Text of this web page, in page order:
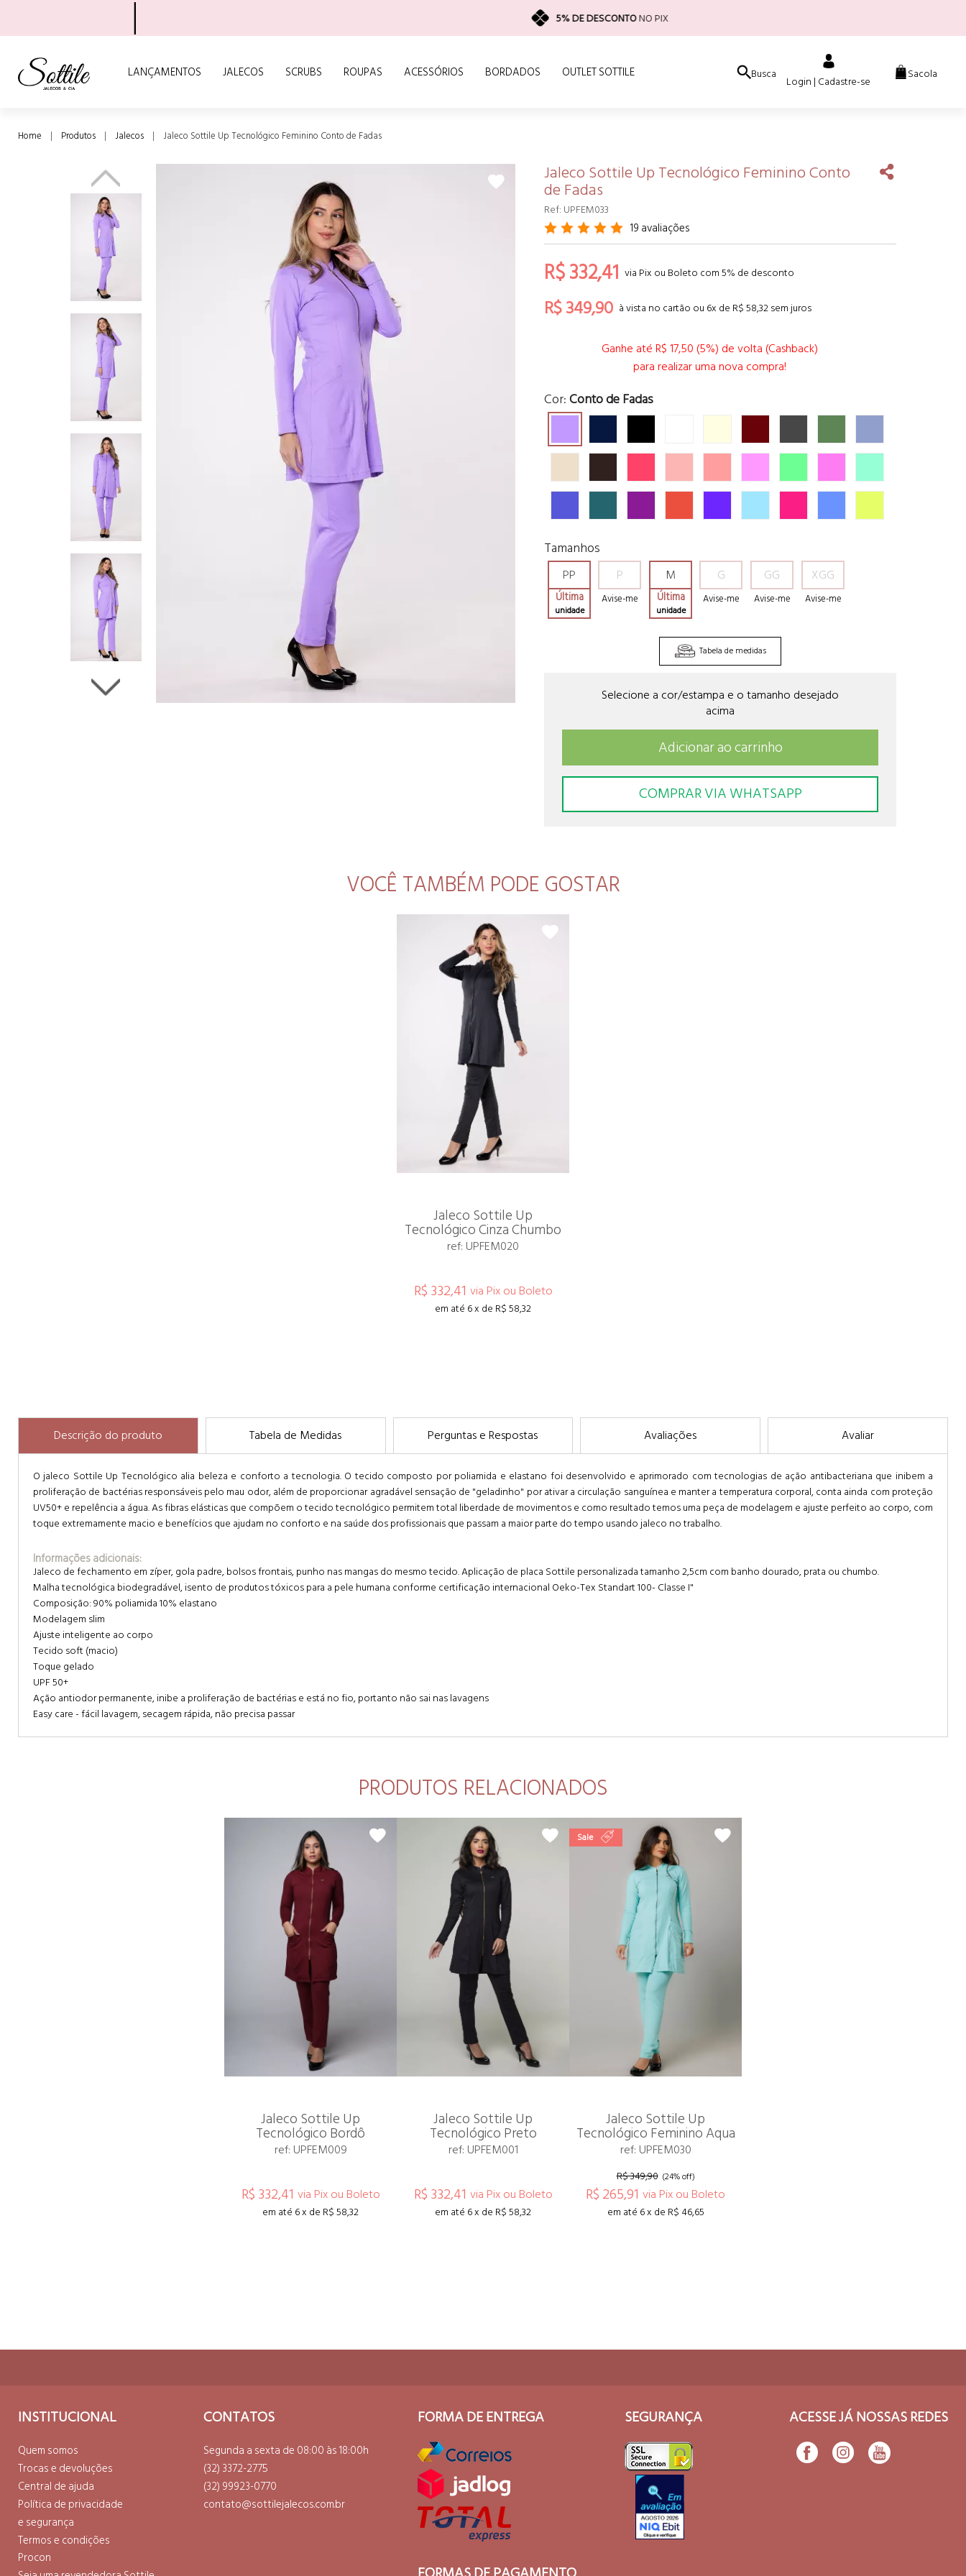
NO PIX
LANÇAMENTOS JALECOS SCRUBS ROUPAS ACESSÓRIOS BORDADOS OUTLET SOTTILE Busca Login | Cadastre-se Sacola
Home Produtos Jalecos Jaleco Sottile Up Tecnológico Feminino Conto de Fadas
Jaleco Sottile Up Tecnológico Feminino Conto
de Fadas
Ref: UPFEM033
19 avaliações
R$ 332,41 via Pix ou Boleto com 5% de desconto
R$ 349,90 à vista no cartão ou 6x de R$ 58,32sem juros
Ganhe até R$ 17,50 (5%) de volta (Cashback)
para realizar uma nova compra!
Cor:Conto de Fadas
Tamanhos
PP
Última
unidade
P
Avise-me
M
Última
unidade
G
Avise-me
GG
Avise-me
XGG
Avise-me
Tabela de medidas
Selecione a cor/estampa e o tamanho desejado
acima
Adicionar ao carrinho
COMPRAR VIA WHATSAPP
VOCÊ TAMBÉM PODE GOSTAR
Jaleco Sottile Up
Tecnológico Cinza Chumbo
ref: UPFEM020
R$ 332,41 via Pix ou Boleto
em até 6 x de R$ 58,32
Descrição do produto Tabela de Medidas Perguntas e Respostas Avaliações Avaliar
O jaleco Sottile Up Tecnológico alia beleza e conforto a tecnologia. O tecido composto por poliamida e elastano foi desenvolvido e aprimorado com tecnologias de ação antibacteriana que inibem a
proliferação de bactérias responsáveis pelo mau odor, além de proporcionar agradável sensação de "geladinho" por ativar a circulação sanguínea e manter a temperatura corporal, conta ainda com proteção
UV50+ e repelência a água. As fibras elásticas que compõem o tecido tecnológico permitem total liberdade de movimentos e como resultado temos uma peça de modelagem e ajuste perfeito ao corpo, com
toque extremamente macio e benefícios que ajudam no conforto e na saúde dos profissionais que passam a maior parte do tempo usando jaleco no trabalho.
Informações adicionais:
Jaleco de fechamento em zíper, gola padre, bolsos frontais, punho nas mangas do mesmo tecido. Aplicação de placa Sottile personalizada tamanho 2,5cm com banho dourado, prata ou chumbo.
Malha tecnológica biodegradável, isento de produtos tóxicos para a pele humana conforme certificação internacional Oeko-Tex Standart 100- Classe I"
Composição: 90% poliamida 10% elastano
Modelagem slim
Ajuste inteligente ao corpo
Tecido soft (macio)
Toque gelado
UPF 50+
Ação antiodor permanente, inibe a proliferação de bactérias e está no fio, portanto não sai nas lavagens
Easy care - fácil lavagem, secagem rápida, não precisa passar
PRODUTOS RELACIONADOS
Jaleco Sottile Up
Tecnológico Bordô
ref: UPFEM009
R$ 332,41 via Pix ou Boleto
em até 6 x de R$ 58,32
Jaleco Sottile Up
Tecnológico Preto
ref: UPFEM001
R$ 332,41 via Pix ou Boleto
em até 6 x de R$ 58,32
Sale
Jaleco Sottile Up
Tecnológico Feminino Aqua
ref: UPFEM030
R$ 349,90 (24% off)
R$ 265,91 via Pix ou Boleto
em até 6 x de R$ 46,65
INSTITUCIONAL
Quem somos
Trocas e devoluções
Central de ajuda
Política de privacidade
e segurança
Termos e condições
Procon
CONTATOS
Segunda a sexta de 08:00 às 18:00h
(32) 3372-2775
(32) 99923-0770
contato@sottilejalecos.com.br
FORMA DE ENTREGA SEGURANÇA ACESSE JÁ NOSSAS REDES